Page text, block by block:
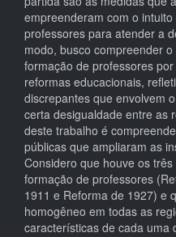
empreenderam com o
professores para atender a
modo, busco compreender
formação de professores
reformas educacionais,
discrepantes que envolvem
certa desigualdade entre as
deste trabalho é
públicas que ampliaram as
Considero que houve os
formação de professores
1911 e Reforma de 1927) e
homogêneo em todas as
características de cada uma